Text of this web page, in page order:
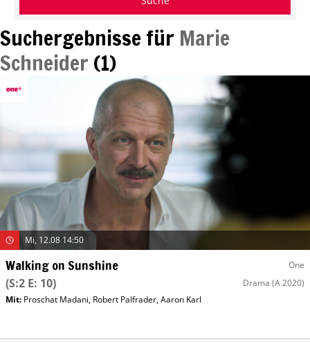
Suchergebnisse für Marie
Schneider (1)
Mi, 12.08 14:50
Walking on Sunshine One
(S:2 E: 10) Drama (A 2020)
Mit: Proschat Madani, Robert Palfrader,Aaron Karl